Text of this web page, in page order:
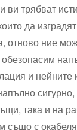
ви трябват
да
отново ние
и нейните
така и на
с